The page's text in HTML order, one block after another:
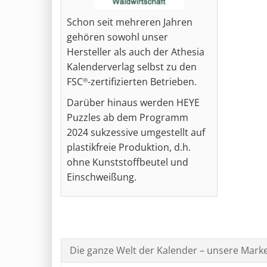
Schon seit mehreren Jahren
gehören sowohl unser
Hersteller als auch der Athesia
Kalenderverlag selbst zu den
FSC®-zertifizierten Betrieben.
Darüber hinaus werden HEYE
Puzzles ab dem Programm
2024 sukzessive umgestellt auf
plastikfreie Produktion, d.h.
ohne Kunststoffbeutel und
Einschweißung.
Die ganze Welt der Kalender – unsere